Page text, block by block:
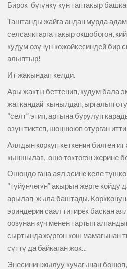
Бирок бүгүнкү күн таптакыр
Таштанды жайга андан мурда
селсаяктарга такыр окшобогон,
кудум өзүнүн кожойкесиндей бир
алыптыр!
Ит жакындап келди.
Ары жакты беттенип, кудум бала
жаткандай кыңылдап, ыргалып
“селт” этип, артына бурулуп
өзүн тиктеп, шоңшоюп отурган
Аялдын коркуп кеткенин билген
кыңшылап, ошо токтогон жерине
Ошондо гана аял эсине келе
“түйүнчөгүн” акырын жерге койду
арылап жыла баштады.
эриндерин саал титирек баскан
оозунан күч менен тартып
сыртында жүргөн кош мамагынан
сүттү да байкаган жок…
Энесинин жылуу кучагынан